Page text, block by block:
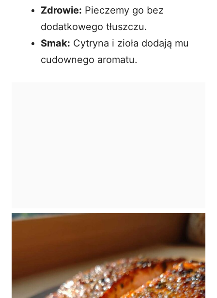
Zdrowie: Pieczemy go bez
dodatkowego tłuszczu.
Smak: Cytryna i zioła dodają mu
cudownego aromatu.